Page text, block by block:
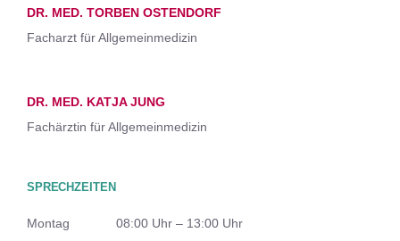
DR. MED. TORBEN OSTENDORF
Facharzt für Allgemeinmedizin
DR. MED. KATJA JUNG
Fachärztin für Allgemeinmedizin
SPRECHZEITEN
Montag
08:00 Uhr – 13:00 Uhr